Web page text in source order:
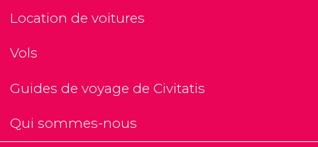
Location de voitures
Vols
Guides de voyage de Civitatis
Qui sommes-nous